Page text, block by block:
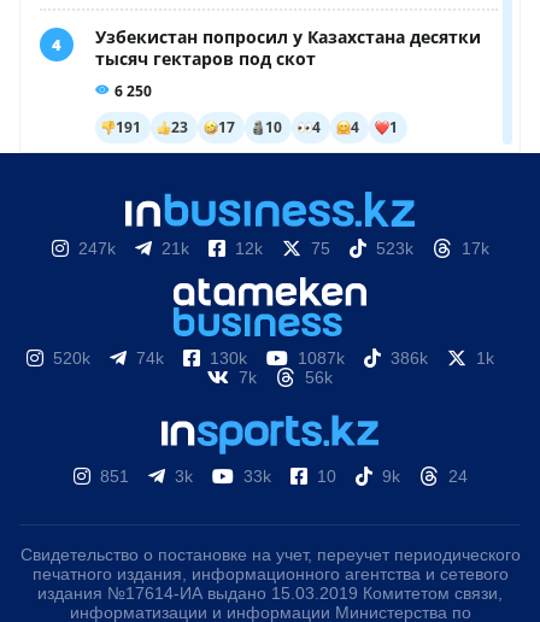
247k 21k 12k 75 523k 17k
520k 74k 130k 1087k 386k
1k
7k
56k
851 3k 33k 10 9k 24
Свидетельство о постановке на учет, переучет периодического
печатного издания, информационного агентства и сетевого
издания №17614-ИА выдано 15.03.2019 Комитетом связи,
информатизации и информации Министерства по